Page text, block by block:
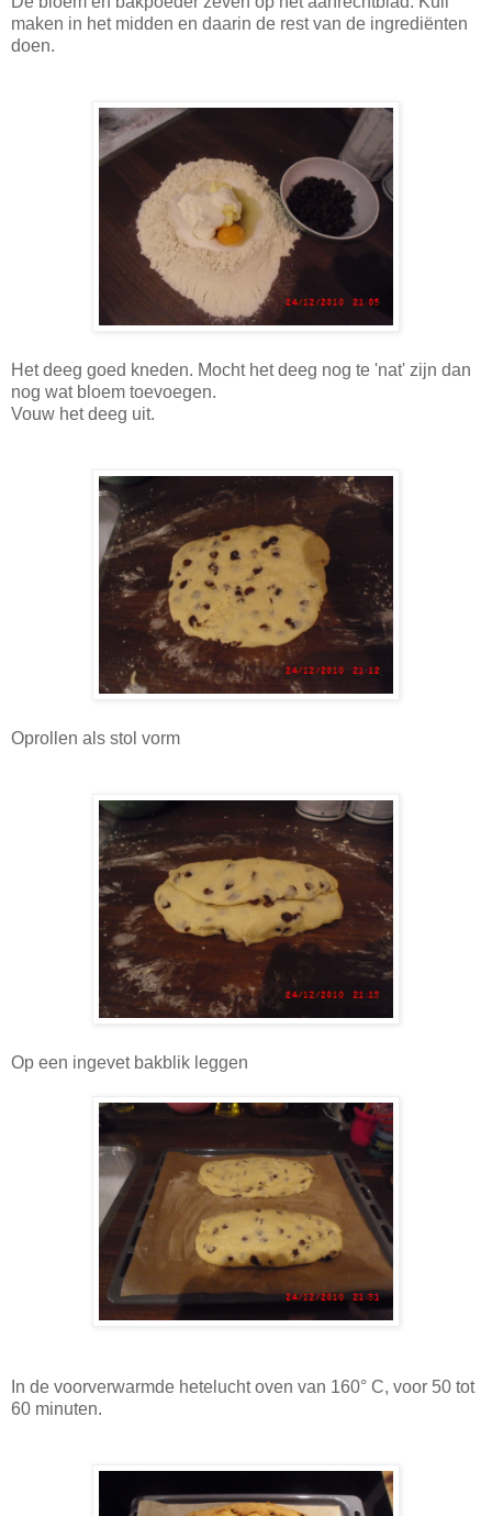
maken in het midden en daarin de rest van de ingrediënten
doen.
Het deeg goed kneden. Mocht het deeg nog te 'nat' zijn dan
nog wat bloem toevoegen.
Vouw het deeg uit.
Oprollen als stol vorm
Op een ingevet bakblik leggen
In de voorverwarmde hetelucht oven van 160° C, voor 50 tot
60 minuten.